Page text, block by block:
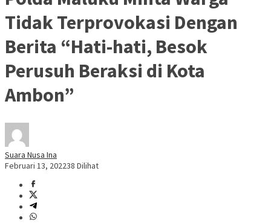
Tidak Terprovokasi Dengan
Berita “Hati-hati, Besok
Perusuh Beraksi di Kota
Ambon”
Suara Nusa Ina
Februari 13, 202238 Dilihat